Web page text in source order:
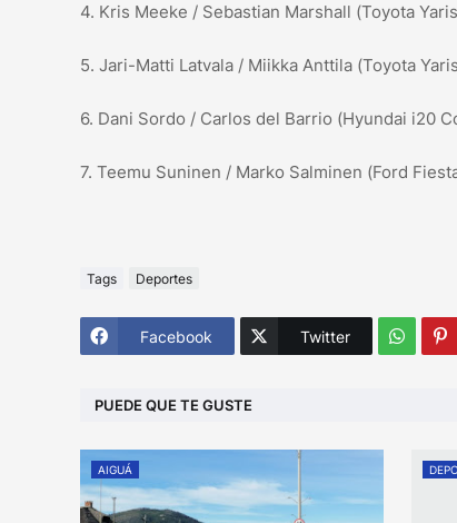
4. Kris Meeke / Sebastian Marshall (Toyota
5. Jari-Matti Latvala / Miikka Anttila (Toyota Yaris
6. Dani Sordo / Carlos del Barrio (Hyundai i20
7. Teemu Suninen / Marko Salminen (Ford
Tags Deportes
Facebook Twitter
PUEDE QUE TE GUSTE
AIGUÁ